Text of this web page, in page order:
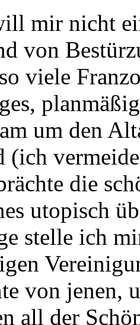
mir nicht
von
viele
um den
die
utopisch
stelle ich
von jenen,
all der